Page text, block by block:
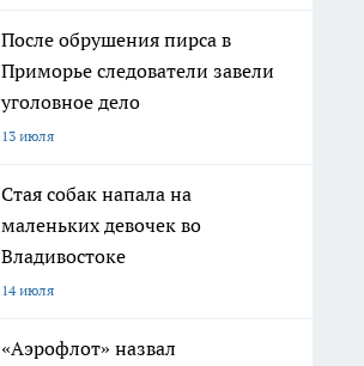
После обрушения пирса в
Приморье следователи завели
уголовное дело
13 июля
Стая собак напала на
маленьких девочек во
Владивостоке
14 июля
«Аэрофлот» назвал